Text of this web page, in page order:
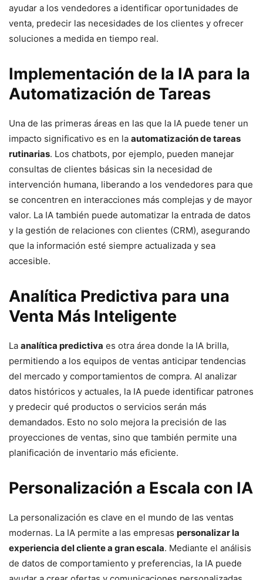
ayudar a los vendedores a identificar oportunidades de
venta, predecir las necesidades de los clientes y ofrecer
soluciones a medida en tiempo real.
Implementación de la IA para la
Automatización de Tareas
Una de las primeras áreas en las que la IA puede tener un
impacto significativo es en la automatización de tareas
rutinarias. Los chatbots, por ejemplo, pueden manejar
consultas de clientes básicas sin la necesidad de
intervención humana, liberando a los vendedores para que
se concentren en interacciones más complejas y de mayor
valor. La IA también puede automatizar la entrada de datos
y la gestión de relaciones con clientes (CRM), asegurando
que la información esté siempre actualizada y sea
accesible.
Analítica Predictiva para una
Venta Más Inteligente
La analítica predictiva es otra área donde la IA brilla,
permitiendo a los equipos de ventas anticipar tendencias
del mercado y comportamientos de compra. Al analizar
datos históricos y actuales, la IA puede identificar patrones
y predecir qué productos o servicios serán más
demandados. Esto no solo mejora la precisión de las
proyecciones de ventas, sino que también permite una
planificación de inventario más eficiente.
Personalización a Escala con IA
La personalización es clave en el mundo de las ventas
modernas. La IA permite a las empresas personalizar la
experiencia del cliente a gran escala. Mediante el análisis
de datos de comportamiento y preferencias, la IA puede